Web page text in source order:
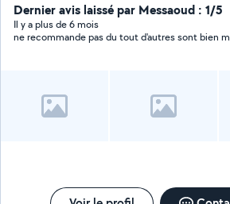
Dernier avis laissé par Messaoud : 1/5
Il y a plus de 6 mois
ne recommande pas du tout d'autres